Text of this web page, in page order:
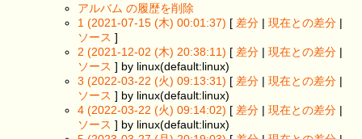
アルバム の履歴を削除
1 (2021-07-15 (木) 00:01:37) [ 差分 |現在との差分 |
ソース ]
2 (2021-12-02 (木) 20:38:11) [ 差分 |現在との差分 |
ソース ] by linux(default:linux)
3 (2022-03-22 (火) 09:13:31) [ 差分 |現在との差分 |
ソース ] by linux(default:linux)
4 (2022-03-22 (火) 09:14:02) [ 差分 |現在との差分 |
ソース ] by linux(default:linux)